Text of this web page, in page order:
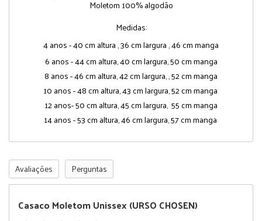
Moletom 100% algodão
Medidas:
4 anos - 40 cm altura , 36 cm largura , 46 cm manga
6 anos - 44 cm altura, 40 cm largura, 50 cm manga
8 anos - 46 cm altura, 42 cm largura, , 52 cm manga
10 anos - 48 cm altura, 43 cm largura, 52 cm manga
12 anos- 50 cm altura, 45 cm largura, 55 cm manga
14 anos - 53 cm altura, 46 cm largura, 57 cm manga
Avaliações Perguntas
Casaco Moletom Unissex (URSO CHOSEN)